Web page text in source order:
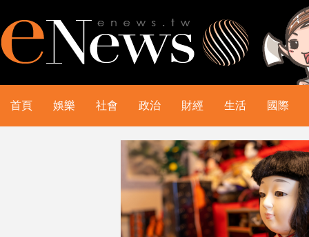
首頁 娛樂 社會 政治 財經 生活 國際